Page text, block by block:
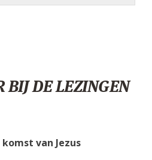
BIJ DE LEZINGEN
van Jezus